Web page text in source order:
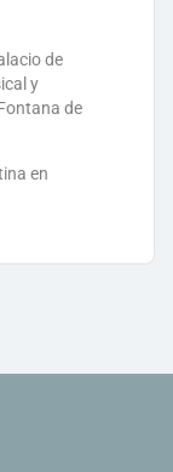
de
y
de
en